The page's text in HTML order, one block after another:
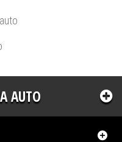
AUTO